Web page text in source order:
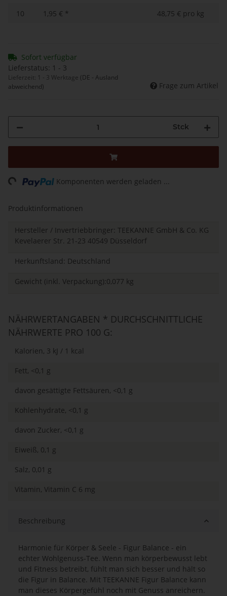
10
1,95 € * 48,75 € pro kg
Sofort verfügbar
Lieferstatus: 1 - 3
Lieferzeit: 1 - 3 Werktage (DE - Ausland
abweichend)
Frage zum Artikel
Stck
Komponenten werden geladen ...
Produktinformationen
Hersteller / Invertriebbringer: TEEKANNE GmbH & Co. KG
Kevelaerer Str. 21-23 40549 Düsseldorf
Herkunftsland: Deutschland
Gewicht (inkl. Verpackung):0,077 kg
NÄHRWERTANGABEN * DURCHSCHNITTLICHE
NÄHRWERTE PRO 100 G:
Kalorien, 3 kJ / 1 kcal
Fett, <0,1 g
davon gesättigte Fettsäuren, <0,1 g
Kohlenhydrate, <0,1 g
davon Zucker, <0,1 g
Eiweiß, 0,1 g
Salz, 0,01 g
Vitamin, Vitamin C 6 mg
Beschreibung
Harmonie für Körper & Seele - Figur Balance - ein
echter Wohlgenuss-Tee. Wenn man körperbewusst lebt
und Fitness betreibt, fühlt man sich besser und hält so
die Figur in Balance. Mit TEEKANNE Figur Balance kann
man dieses Körpergefühl noch mit Genuss anreichern.